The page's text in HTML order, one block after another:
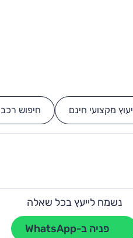
יעוץ מקצועי חינם חיפוש רכב
נשמח לייעץ בכל שאלה
פניה ב-WhatsApp